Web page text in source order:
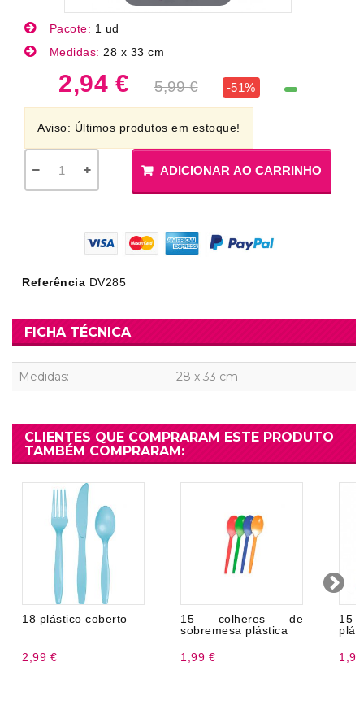
Pacote: 1 ud
Medidas: 28 x 33 cm
2,94 € 5,99 € -51%
Aviso: Últimos produtos em estoque!
ADICIONAR AO CARRINHO
Referência DV285
FICHA TÉCNICA
Medidas: 28 x 33 cm
CLIENTES QUE COMPRARAM ESTE PRODUTO
TAMBÉM COMPRARAM:
18 plástico coberto
2,99 €
15 colheres de
sobremesa plástica
1,99 €
15